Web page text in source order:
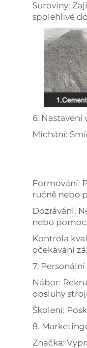
Suroviny:
spolehlivé
6. Nastavení
Míchání:
Formování:
ručně nebo
Dozrávání:
nebo
Kontrola
očekávání
7.
Nábor:
obsluhy
Školení:
8.
Značka: